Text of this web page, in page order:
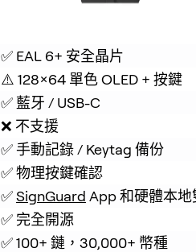
✅ EAL 6+ 安全晶片
⚠️ 128×64 單色 OLED + 按鍵
✅ 藍牙 / USB-C
❌ 不支援
✅ 手動記錄 / Keytag 備份
✅ 物理按鍵確認
✅ SignGuard App 和硬體本
✅ 完全開源
✅ 100+ 鏈，30,000+ 幣種